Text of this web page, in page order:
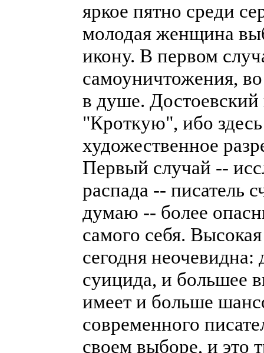
яркое пятно среди
молодая женщина
икону. В первом
самоуничтожения,
в душе.
"Кроткую", ибо
художественное
Первый случай --
распада -- писатель
думаю -- более
самого себя.
сегодня неочевидна:
суицида, и большее
имеет и больше
современного
своем выборе, и это